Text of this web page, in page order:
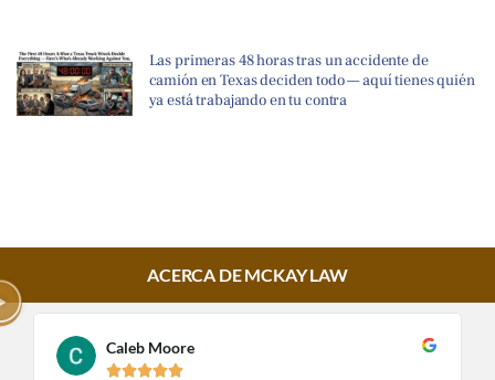
Las primeras 48 horas tras un accidente de
camión en Texas deciden todo — aquí tienes quién
ya está trabajando en tu contra
ACERCA DE MCKAY LAW
Caleb Moore
